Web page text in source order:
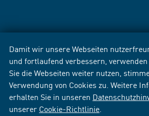
Damit wir unsere Webseiten
und fortlaufend verbessern,
Sie die Webseiten weiter nutzen,
Verwendung von Cookies zu. Weitere
erhalten Sie in unseren
unserer Cookie-Richtlinie